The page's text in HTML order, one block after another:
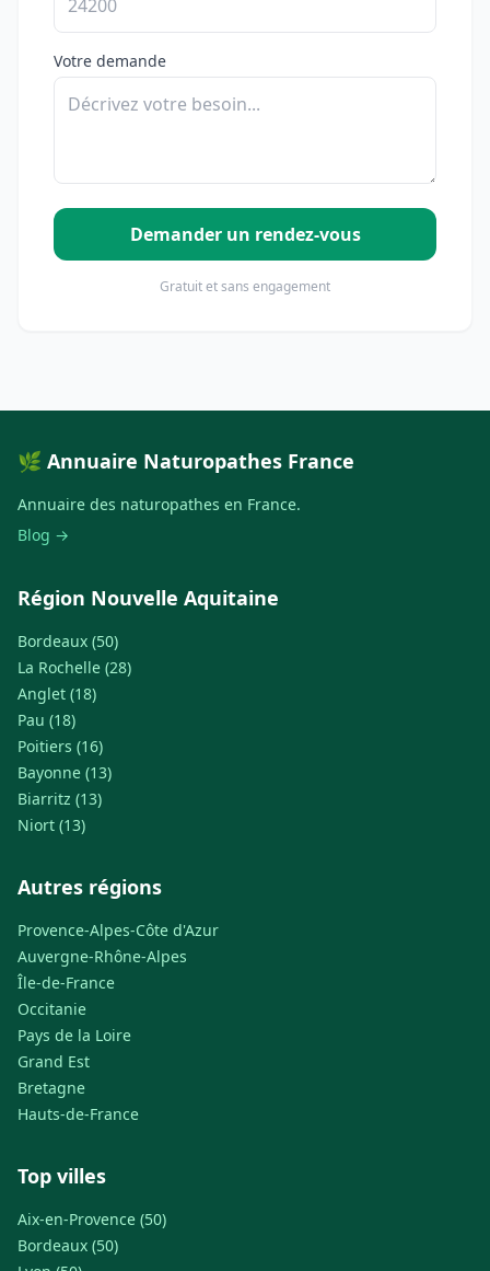
Votre demande
Demander un rendez-vous
Gratuit et sans engagement
🌿 Annuaire Naturopathes France
Annuaire des naturopathes en France.
Blog →
Région Nouvelle Aquitaine
Bordeaux (50)
La Rochelle (28)
Anglet (18)
Pau (18)
Poitiers (16)
Bayonne (13)
Biarritz (13)
Niort (13)
Autres régions
Provence-Alpes-Côte d'Azur
Auvergne-Rhône-Alpes
Île-de-France
Occitanie
Pays de la Loire
Grand Est
Bretagne
Hauts-de-France
Top villes
Aix-en-Provence (50)
Bordeaux (50)